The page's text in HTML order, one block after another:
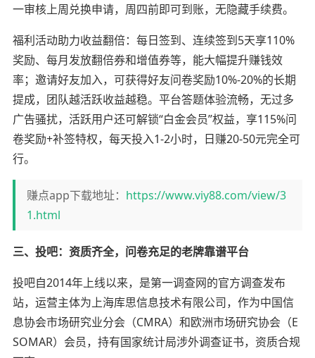
一审核上周兑换申请，周四前即可到账，无隐藏手续费。
福利活动助力收益翻倍：每日签到、连续签到5天享110%
奖励、每月发放翻倍券和增值券等，能大幅提升赚钱效
率；邀请好友加入，可获得好友问卷奖励10%-20%的长期
提成，团队越活跃收益越稳。平台答题体验流畅，无过多
广告骚扰，活跃用户还可解锁“白金会员”权益，享115%问
卷奖励+补签特权，每天投入1-2小时，日赚20-50元完全可
行。
赚点app下载地址： https://www.viy88.com/view/3
1.html
三、投吧：资质齐全，问卷充足的老牌靠谱平台
投吧自2014年上线以来，是第一调查网的官方调查发布
站，运营主体为上海库思信息技术有限公司，作为中国信
息协会市场研究业分会（CMRA）和欧洲市场研究协会（E
SOMAR）会员，持有国家统计局涉外调查证书，资质合规